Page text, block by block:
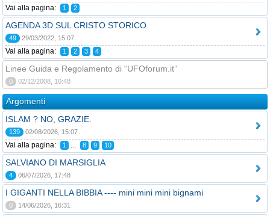
Vai alla pagina: 1 2
AGENDA 3D SUL CRISTO STORICO
49 29/03/2022, 15:07
Vai alla pagina: 1 2 3 4
Linee Guida e Regolamento di “UFOforum.it”
0 02/12/2008, 10:48
Argomenti
ISLAM ? NO, GRAZIE.
139 02/08/2026, 15:07
Vai alla pagina: 1 ... 8 9 10
SALVIANO DI MARSIGLIA
4 06/07/2026, 17:48
I GIGANTI NELLA BIBBIA ---- mini mini mini bignami
0 14/06/2026, 16:31